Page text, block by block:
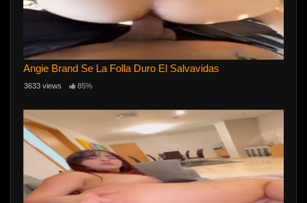
Angie Brand Se La Folla Duro El Salvavidas
3633 views 85%